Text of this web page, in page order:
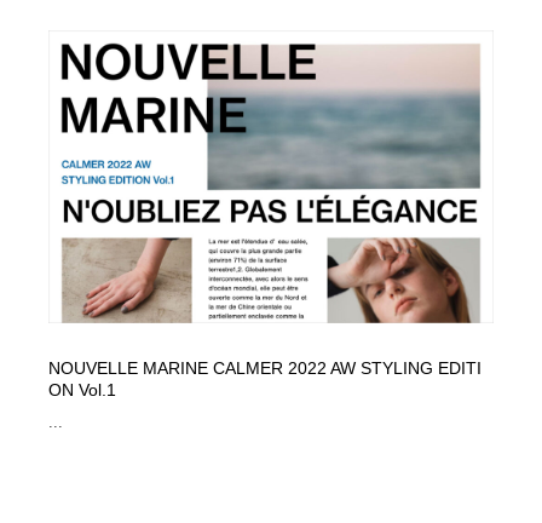
NOUVELLE MARINE CALMER 2022 AW STYLING EDITI
ON Vol.1